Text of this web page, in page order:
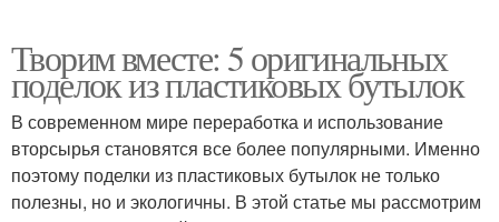
Творим вместе: 5 оригинальных
поделок из пластиковых бутылок
В современном мире переработка и использование
вторсырья становятся все более популярными. Именно
поэтому поделки из пластиковых бутылок не только
полезны, но и экологичны. В этой статье мы рассмотрим